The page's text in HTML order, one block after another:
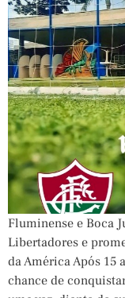
Fluminense e Boca
Libertadores e
da América Após 15
chance de